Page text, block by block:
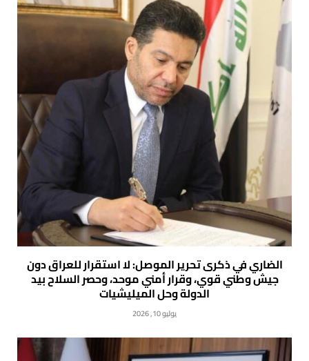
الضاري في ذكرى تحرير الموصل: لا استقرار للعراق دون
جيش وطني قوي، وقرار أمني موحد، وحصر السلاح بيد
الدولة وحل الميليشيات
يوليو 10, 2026